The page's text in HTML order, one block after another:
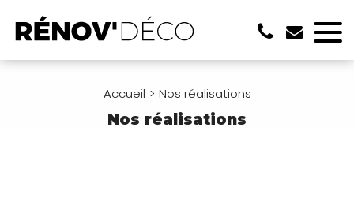
Accueil Nos réalisations
Nos réalisations